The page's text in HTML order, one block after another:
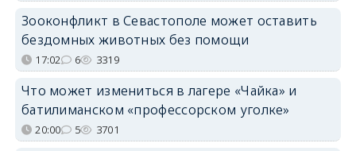
Зооконфликт в Севастополе может оставить
бездомных животных без помощи
17:02 6 3319
Что может измениться в лагере «Чайка» и
батилиманском «профессорском уголке»
20:00 5 3701